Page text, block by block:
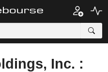
Inc. :